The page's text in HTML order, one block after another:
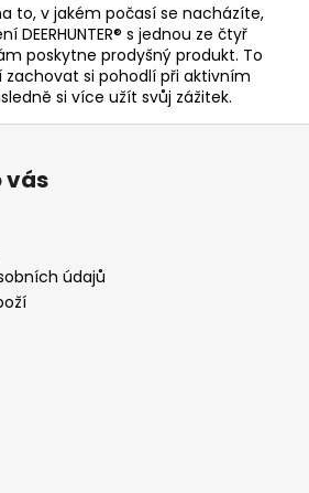
to, v jakém počasí se nacházíte,
DEERHUNTER® s jednou ze čtyř
poskytne prodyšný produkt. To
si pohodlí při aktivním
si více užít svůj zážitek.
vás
údajů